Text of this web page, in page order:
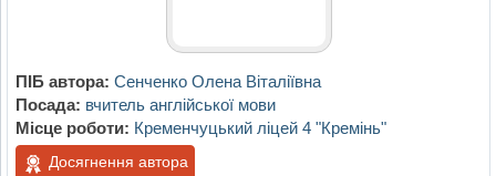
ПІБ автора: Сенченко Олена Віталіївна
Посада: вчитель англійської мови
Місце роботи: Кременчуцький ліцей 4 "Кремінь"
Досягнення автора